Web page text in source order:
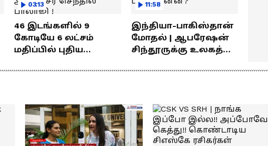
03:13
46 இடங்களில் 9
கோடியே 6 லட்சம்
மதிப்பில் புதிய
வைத்த அமைச்சர்
11:58
இந்தியா-பாகிஸ்தான்
மோதல் | ஆபரேஷன்
சிந்தூருக்கு உலகத்
பதில் என்ன?